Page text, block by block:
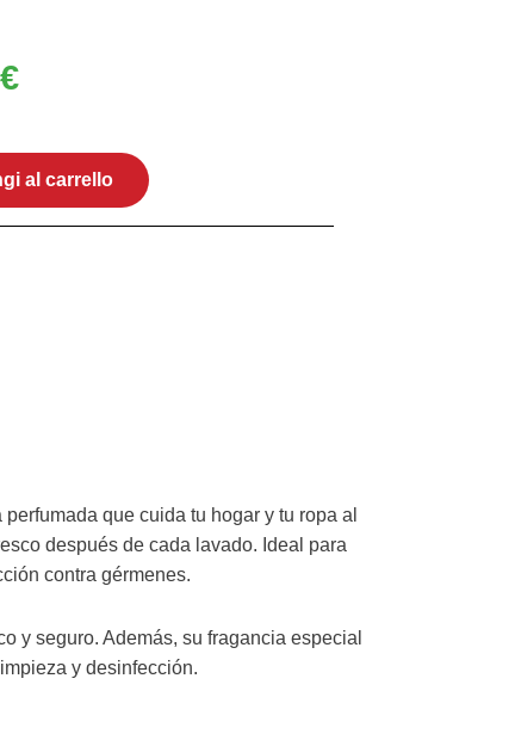
€
al carrello
perfumada que cuida tu hogar y tu ropa al
después de cada lavado. Ideal para
contra gérmenes.
y seguro. Además, su fragancia especial
y desinfección.